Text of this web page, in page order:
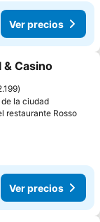
Ver precios
& Casino
la ciudad
restaurante RossoVer
Ver precios